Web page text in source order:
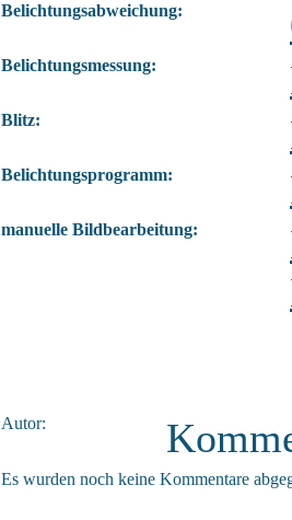
Belichtungsabweichung:
Belichtungsmessung:
Blitz:
Belichtungsprogramm:
manuelle Bildbearbeitung:
Autor:
Es wurden noch keine Kommentare